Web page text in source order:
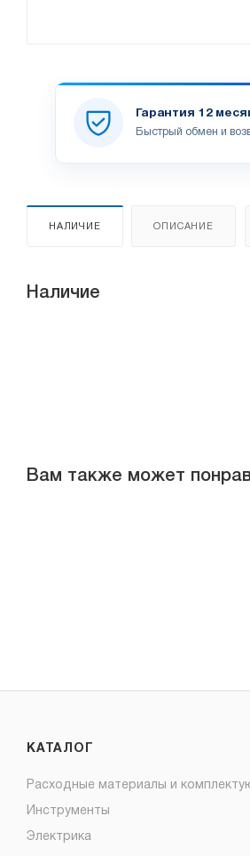
Гарантия 12
Быстрый обмен и
НАЛИЧИЕ ОПИСАНИЕ
Наличие
Вам также может
КАТАЛОГ
Расходные материалы и
Инструменты
Электрика